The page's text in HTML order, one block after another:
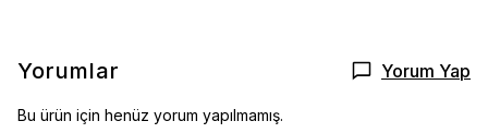
Yorumlar Yorum Yap
Bu ürün için henüz yorum yapılmamış.